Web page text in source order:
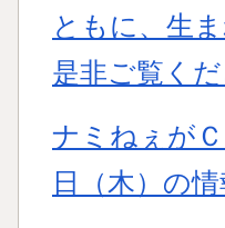
ともに、生
是非ご覧くだ
ナミねぇが
日（木）の